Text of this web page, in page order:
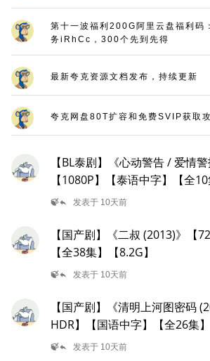
又名：《深空拯救者》），《三大
第十一波福利200G阿里云盘福利码
务iRhCc，300个先到先得
最新夸克资源文档发布，持续更新
夸克网盘80T扩容和免费SVIP获取
【BL泰剧】《心动警告 / 爱情警
【1080P】【泰语中字】【全10
🍃reply 发表于 10天前
【国产剧】《二叔 (2013)》【
【全38集】【8.2G】
🍃reply 发表于 10天前
【国产剧】《清明上河图密码
HDR】【国语中字】【全26集】
🍃reply 发表于 10天前